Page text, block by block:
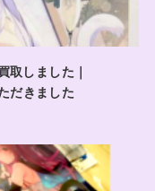
取しました｜
だきました